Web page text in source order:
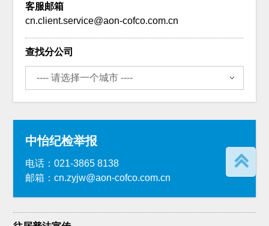
客服邮箱
cn.client.service@aon-cofco.com.cn
查找分公司
中怡纪检举报
电话：021-3865 8138
邮箱：cn.zyjw@aon-cofco.com.cn